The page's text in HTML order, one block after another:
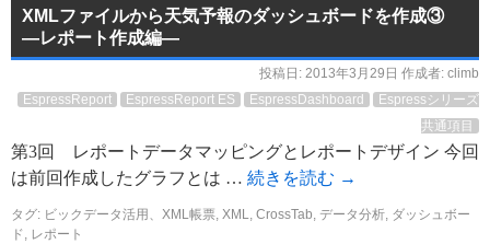
XMLファイルから天気予報のダッシュボードを作成③
―レポート作成編―
投稿日: 2013年3月29日 作成者: climb
EspressReport
EspressReport ES EspressDashboard
Espressシリーズ
共通項目
第3回 レポートデータマッピングとレポートデザイン 今回
は前回作成したグラフとは … 続きを読む →
タグ: ビックデータ活用、XML帳票, XML, CrossTab, データ分析, ダッシュボー
ド, レポート